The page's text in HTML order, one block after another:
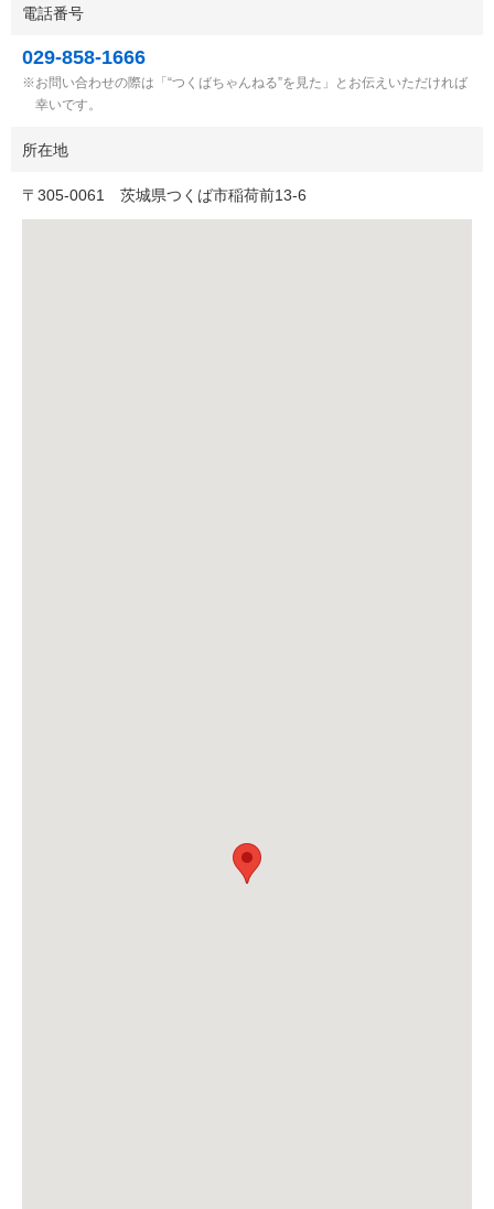
電話番号
029-858-1666
お問い合わせの際は「“つくばちゃんねる”を見た」とお伝えいただければ
幸いです。
所在地
〒 305-0061 茨城県つくば市稲荷前13-6